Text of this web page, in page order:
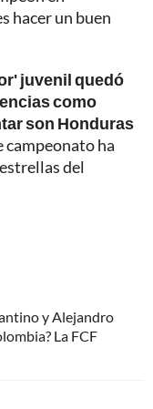
hacer un buen
juvenil quedó
como
son Honduras
campeonato ha
del
y Alejandro
La FCF